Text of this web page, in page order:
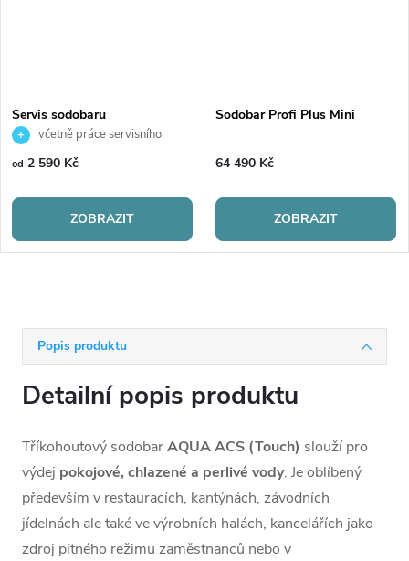
Popis produktu
Detailní popis produktu
Tříkohoutový sodobarAQUA ACS (Touch) slouží pro
výdej pokojové, chlazené a perlivé vody. Je oblíbený
především v restauracích, kantýnách, závodních
jídelnách ale také ve výrobních halách, kancelářích jako
zdroj pitného režimu zaměstnanců nebo v
Servis sodobaru
včetně práce servisního
technika
od 2 590 Kč
ZOBRAZIT
Sodobar Profi Plus Mini
64 490 Kč
ZOBRAZIT